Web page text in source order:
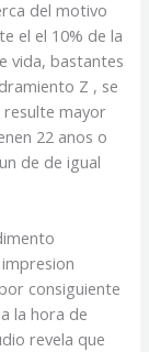
del motivo
el el 10% de la
vida, bastantes
Z , se
resulte mayor
22 anos o
de de igual
consiguiente
la hora de
revela que